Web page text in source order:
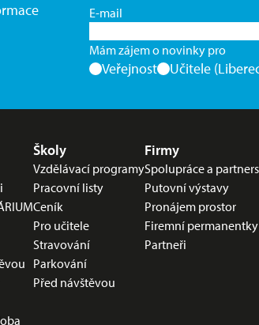
E-mail
Mám zájem o novinky pro
Veřejnost Učitele
zápatíŠkoly
Vzdělávací programy
Pracovní listy
Ceník
Pro učitele
Stravování
Parkování
Před návštěvou
Firmy
Spolupráce a
Putovní výstavy
Pronájem prostor
Firemní permanentky
Partneři